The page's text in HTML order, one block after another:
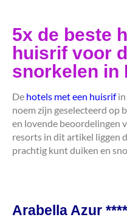
5x de beste
huisrif voor
snorkelen in
De hotels met een huisrifin
noem zijn geselecteerd op
en lovende beoordelingen
resorts in dit artikel liggen
prachtig kunt duiken en
Arabella Azur ****